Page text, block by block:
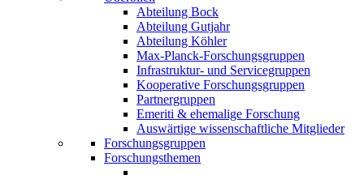
Abteilung Bock
Abteilung Gutjahr
Abteilung Köhler
Max-Planck-Forschungsgruppen
Infrastruktur- und Servicegruppen
Kooperative Forschungsgruppen
Partnergruppen
Emeriti & ehemalige Forschung
Auswärtige wissenschaftliche Mitglieder
Forschungsgruppen
Forschungsthemen